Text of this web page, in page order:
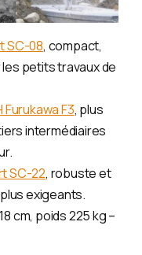
SC-08, compact,
petits travaux de
Furukawa F3, plus
intermédiaires
SC-22, robuste et
exigeants.
cm, poids 225 kg –